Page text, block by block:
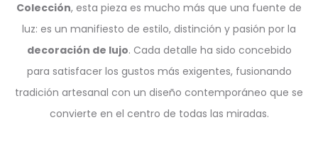
Colección, esta pieza es mucho más que una fuente de
luz: es un manifiesto de estilo, distinción y pasión por la
decoración de lujo. Cada detalle ha sido concebido
para satisfacer los gustos más exigentes, fusionando
tradición artesanal con un diseño contemporáneo que se
convierte en el centro de todas las miradas.